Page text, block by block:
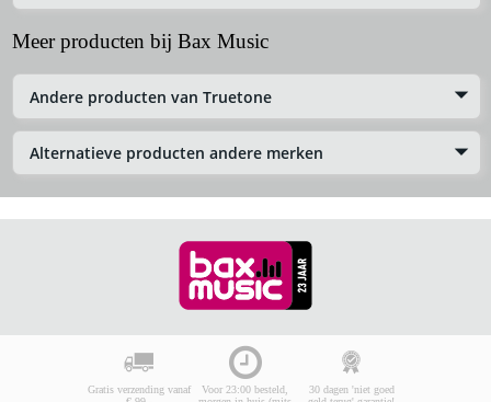
Meer producten bij Bax Music
Andere producten van Truetone
Alternatieve producten andere merken
Gratis verzending vanaf
Voor 23:00 besteld,
30 dagen 'niet goed